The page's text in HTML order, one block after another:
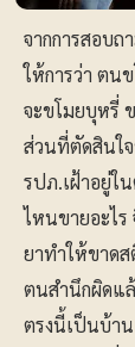
จากการสอบ
ให้การว่า ตน
จะขโมยบุหรี่
ส่วนที่ตัดสินใ
รปภ.เฝ้าอยู่ใ
ไหนขายอะไ
ยาทำให้ขาดส
ตนสำนึกผิดแ
ตรงนี้เป็นบ้า